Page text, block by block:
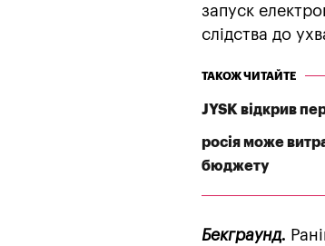
запуск
слідства до
ТАКОЖ ЧИТАЙТЕ
JYSK відкрив
росія може
бюджету
Бекграунд.